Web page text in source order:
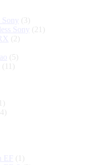
(3)
Sony (21)
(2)
(5)
(11)
(1)